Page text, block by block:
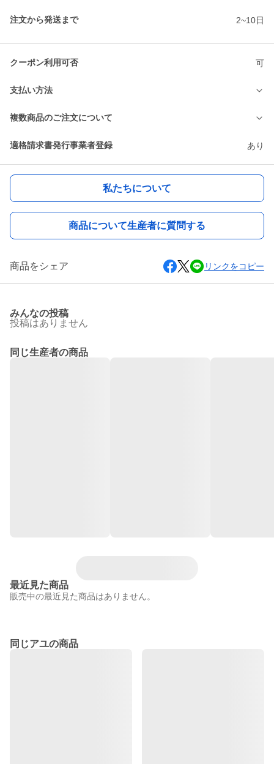
注文から発送まで 2~10日
クーポン利用可否 可
支払い方法
複数商品のご注文について
適格請求書発行事業者登録 あり
私たちについて
商品について生産者に質問する
商品をシェア リンクをコピー
みんなの投稿
投稿はありません
同じ生産者の商品
最近見た商品
販売中の最近見た商品はありません。
同じアユの商品